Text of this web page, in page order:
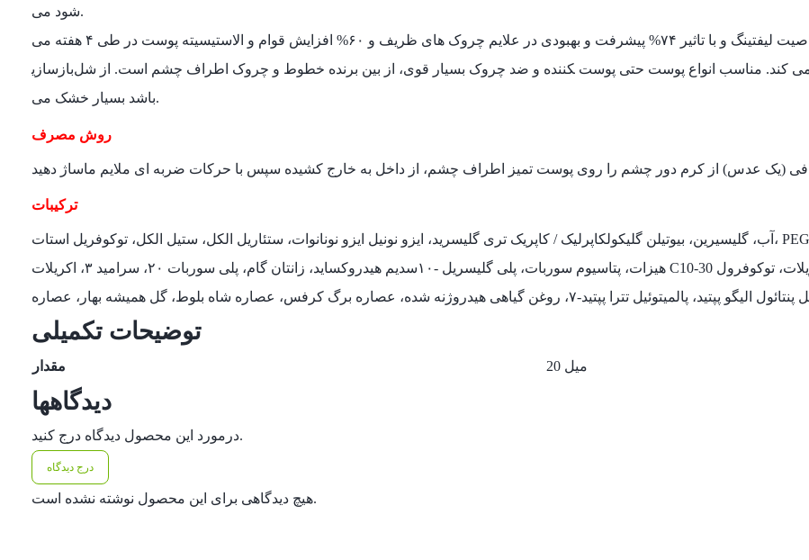
می ‎‏شود.
با خاصیت لیفتینگ و با تاثیر ۷۴% پیشرفت و بهبودی در علایم چروک های ظریف و ۶۰% افزایش قوام و الاستیسیته پوست در طی ۴ هفته می‎ باشد. کرم دور چشم ضد چروک با خاصیت لیفتینگ الارو
بازسازی‎کننده و ضد چروک بسیار قوی، از بین برنده خطوط و چروک اطراف چشم است. از شل‎ شدگی و افتادگی پوست اطراف چشم پیشگیری می کند. مناسب انواع پوست حتی پوست ‎های خشک و
بسیار خشک می ‎باشد.
روش مصرف
ترکیبات
آب، گلیسیرین، بیوتیلن گلیکولکاپرلیک / کاپریک تری گلیسرید، ایزو نونیل ایزو نونانوات، ستئاریل الکل، ستیل الکل، توکوفریل استات، PEG -20، استئارات، کربومر، کاپریلیل گلیکول، آمونیوم گلیسرید
هیزات، پتاسیوم سوربات، پلی گلیسریل -۱۰سدیم هیدروکساید، زانتان گام، پلی سوربات ۲۰، سرامید ۳، اکریلات C10-30 الکیل اکریلات کراس پلیمر، گلیسریل کاپریلات، توکوفرول (ویتامین E)،
پپتید، پالمیتوئیل تترا پپتید-۷، روغن گیاهی هیدروژنه شده، عصاره برگ کرفس، عصاره شاه بلوط، گل همیشه بهار، عصاره
توضیحات تکمیلی
مقدار 20 میل
دیدگاهها
درمورد این محصول دیدگاه درج کنید.
درج دیدگاه
هیچ دیدگاهی برای این محصول نوشته نشده است.